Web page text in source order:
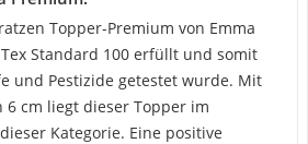
Topper-Premium von Emma
Standard 100 erfüllt und somit
und Pestizide getestet wurde. Mit
6 cm liegt dieser Topper im
Kategorie. Eine positive